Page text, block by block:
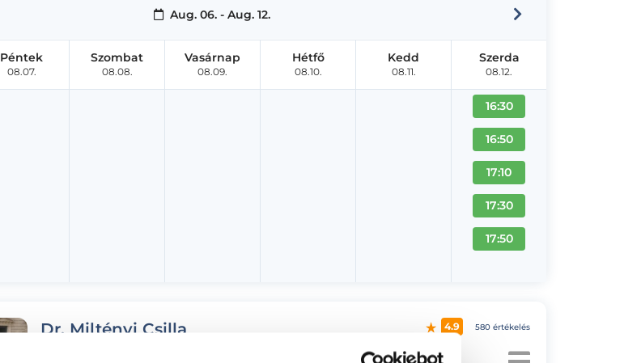
Aug. 06. - Aug. 12.
Péntek
08.07.
Szombat
08.08.
Vasárnap
08.09.
Hétfő
08.10.
Kedd
08.11.
Szerda
08.12.
16:30
16:50
17:10
17:30
17:50
Dr. Miltényi Csilla 4.9 580 értékelés